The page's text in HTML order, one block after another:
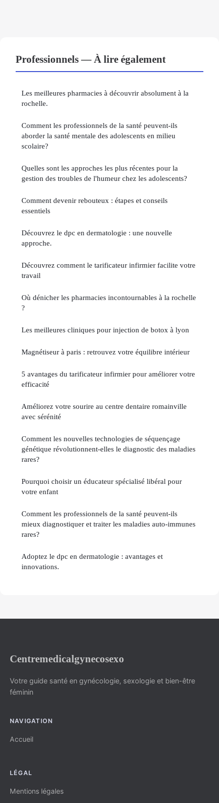
Professionnels — À lire également
Les meilleures pharmacies à découvrir absolument à la
rochelle.
Comment les professionnels de la santé peuvent-ils
aborder la santé mentale des adolescents en milieu
scolaire?
Quelles sont les approches les plus récentes pour la
gestion des troubles de l'humeur chez les adolescents?
Comment devenir rebouteux : étapes et conseils
essentiels
Découvrez le dpc en dermatologie : une nouvelle
approche.
Découvrez comment le tarificateur infirmier facilite votre
travail
Où dénicher les pharmacies incontournables à la rochelle
?
Les meilleures cliniques pour injection de botox à lyon
Magnétiseur à paris : retrouvez votre équilibre intérieur
5 avantages du tarificateur infirmier pour améliorer votre
efficacité
Améliorez votre sourire au centre dentaire romainville
avec sérénité
Comment les nouvelles technologies de séquençage
génétique révolutionnent-elles le diagnostic des maladies
rares?
Pourquoi choisir un éducateur spécialisé libéral pour
votre enfant
Comment les professionnels de la santé peuvent-ils
mieux diagnostiquer et traiter les maladies auto-immunes
rares?
Adoptez le dpc en dermatologie : avantages et
innovations.
Centremedicalgynecosexo
Votre guide santé en gynécologie, sexologie et bien-être
féminin
NAVIGATION
Accueil
LÉGAL
Mentions légales